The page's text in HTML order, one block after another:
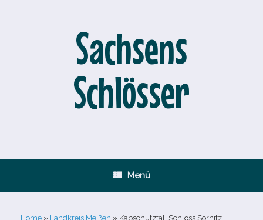
Sachsens
Schlösser
Menü
Home » Landkreis Meißen » Käbschütztal: Schloss Sornitz